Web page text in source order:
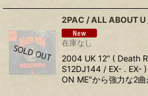
2PAC ‎/ ALL ABOUT U
在庫なし
2004 UK 12” ( Death
S12DJ144 / EX- . EX-
ON ME"から強力な2